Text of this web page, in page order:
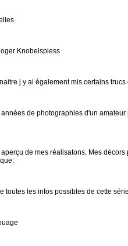
Knobelspiess
j y ai également mis certains
de photographies d'un
de mes réalisatons. Mes décors
toutes les infos possibles de cette série